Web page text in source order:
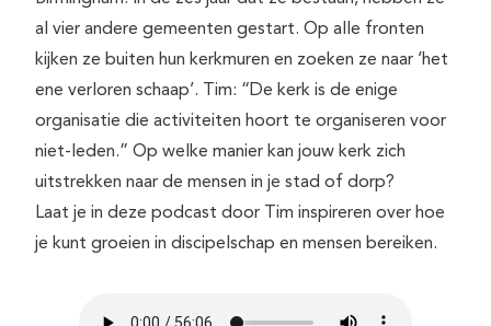
al vier andere gemeenten gestart. Op alle fronten
kijken ze buiten hun kerkmuren en zoeken ze naar ‘het
ene verloren schaap’. Tim: “De kerk is de enige
organisatie die activiteiten hoort te organiseren voor
niet-leden.” Op welke manier kan jouw kerk zich
uitstrekken naar de mensen in je stad of dorp?
Laat je in deze podcast door Tim inspireren over hoe
je kunt groeien in discipelschap en mensen bereiken.